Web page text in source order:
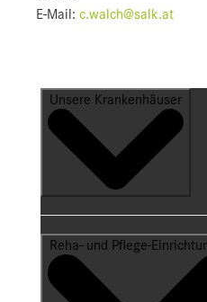
E-Mail: c.walch@salk.at
Unsere Krankenhäuser
Reha- und Pflege-